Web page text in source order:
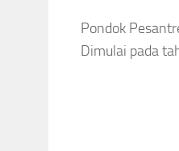
Pondok
Dimulai pada